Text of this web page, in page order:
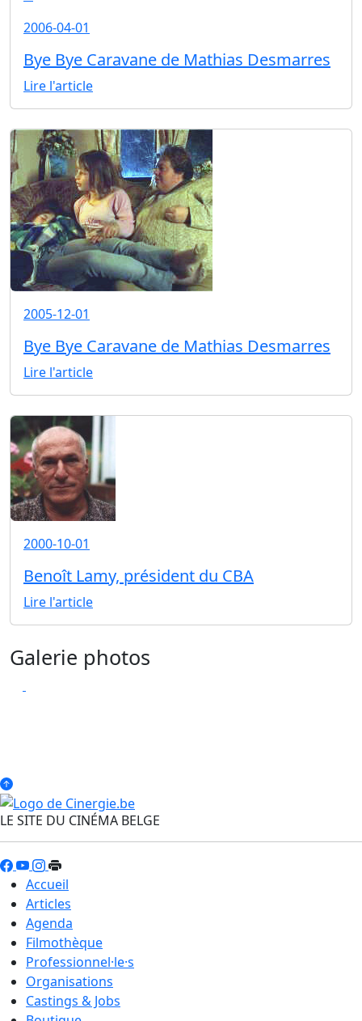
2006-04-01
Bye Bye Caravane de Mathias Desmarres
Lire l'article
2005-12-01
Bye Bye Caravane de Mathias Desmarres
Lire l'article
2000-10-01
Benoît Lamy, président du CBA
Lire l'article
Galerie photos
LE SITE DU CINÉMA BELGE
Accueil
Articles
Agenda
Filmothèque
Professionnel·le·s
Organisations
Castings & Jobs